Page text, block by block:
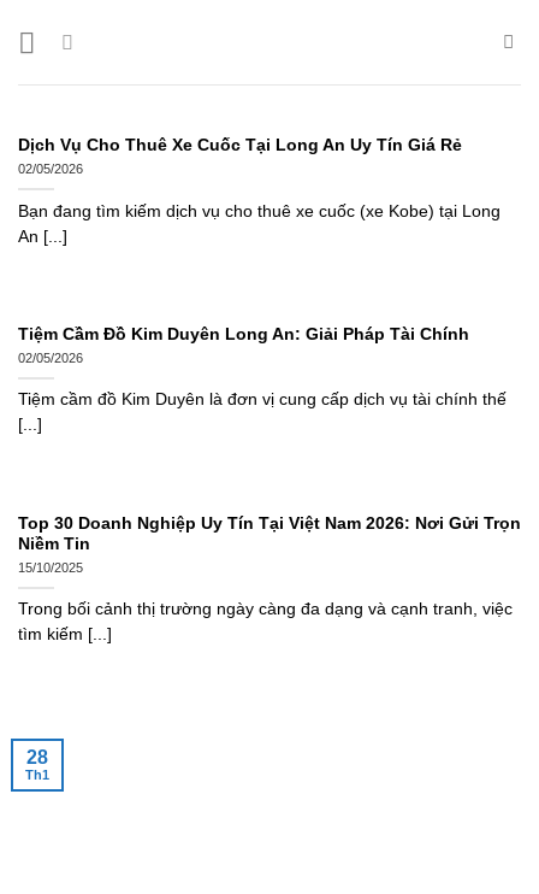
Dịch Vụ Cho Thuê Xe Cuốc Tại Long An Uy Tín Giá Rẻ
02/05/2026
Bạn đang tìm kiếm dịch vụ cho thuê xe cuốc (xe Kobe) tại Long
An [...]
Tiệm Cầm Đồ Kim Duyên Long An: Giải Pháp Tài Chính
02/05/2026
Tiệm cầm đồ Kim Duyên là đơn vị cung cấp dịch vụ tài chính thế
[...]
Top 30 Doanh Nghiệp Uy Tín Tại Việt Nam 2026: Nơi Gửi Trọn
Niềm Tin
15/10/2025
Trong bối cảnh thị trường ngày càng đa dạng và cạnh tranh, việc
tìm kiếm [...]
28
Th1